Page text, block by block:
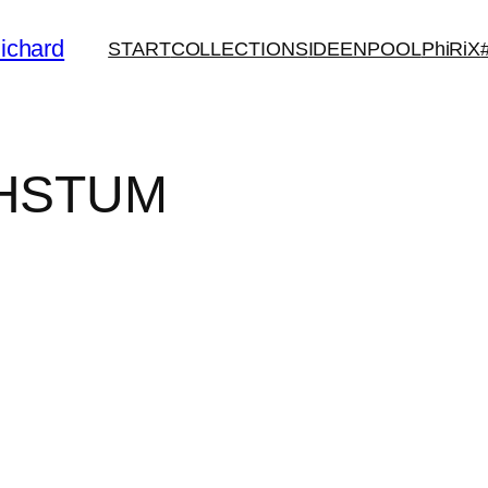
STARTCOLLECTIONSIDEENPOOLPhiRiX